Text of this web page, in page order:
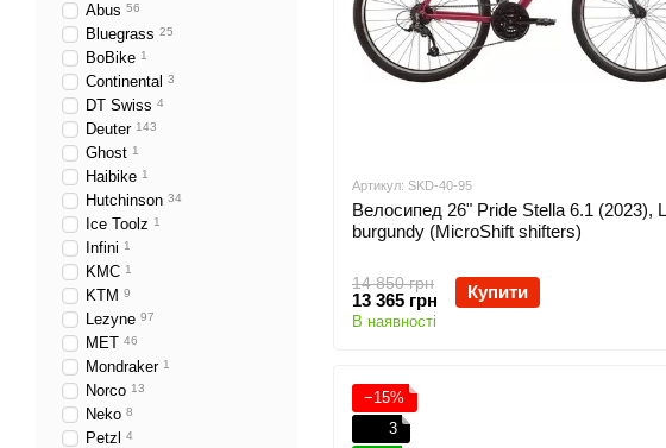
Артикул: SKD-40-95
Велосипед 26" Pride Stella 6.1 (2023),
burgundy (MicroShift shifters)
14 850 грн
13 365 грн Купити
В наявності
−15%
3
Abus 56
Bluegrass 25
BoBike 1
Continental 3
DT Swiss 4
Deuter 143
Ghost 1
Haibike 1
Hutchinson 34
Ice Toolz 1
Infini 1
KMC 1
KTM 9
Lezyne 97
MET 46
Mondraker 1
Norco 13
Neko 8
Petzl 4